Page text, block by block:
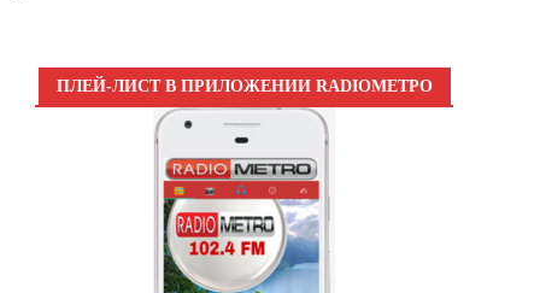
ПЛЕЙ-ЛИСТ В ПРИЛОЖЕНИИ RADIOМЕТРО